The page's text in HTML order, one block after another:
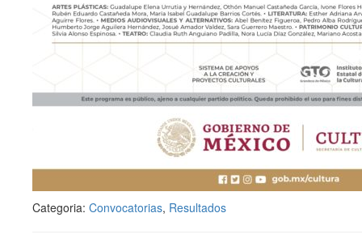
Categoria: Convocatorias, Resultados